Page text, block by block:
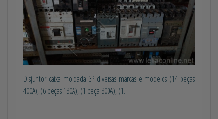
Disjuntor caixa moldada 3P diversas marcas e modelos (14 peças
400A), (6 peças 130A), (1 peça 300A), (1...